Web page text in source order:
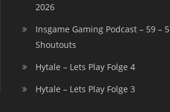
2026
Insgame Gaming Podcast – 59 –
Shoutouts
Hytale – Lets Play Folge 4
Hytale – Lets Play Folge 3